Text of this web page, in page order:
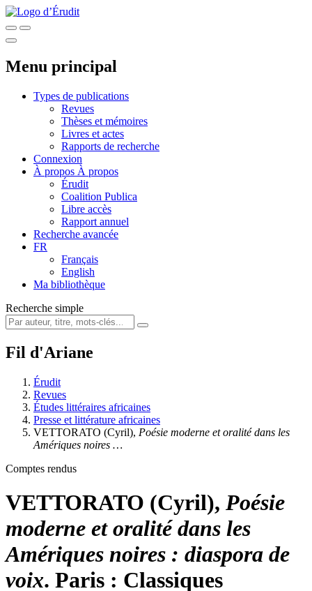
Menu principal
Types de publications
Revues
Thèses et mémoires
Livres et actes
Rapports de recherche
Connexion
À propos À propos
Érudit
Coalition Publica
Libre accès
Rapport annuel
Recherche avancée
FR
Français
English
Ma bibliothèque
Recherche simple
Fil d'Ariane
Érudit
Revues
Études littéraires africaines
Presse et littérature africaines
VETTORATO (Cyril), Poésie moderne et oralité dans les
Amériques noires …
Comptes rendus
VETTORATO (Cyril), Poésie
moderne et oralité dans les
Amériques noires : diaspora de
voix. Paris : Classiques